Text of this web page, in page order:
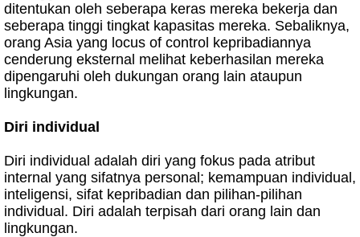
ditentukan oleh seberapa keras mereka bekerja dan
seberapa tinggi tingkat kapasitas mereka. Sebaliknya,
orang Asia yang locus of control kepribadiannya
cenderung eksternal melihat keberhasilan mereka
dipengaruhi oleh dukungan orang lain ataupun
lingkungan.
Diri individual
Diri individual adalah diri yang fokus pada atribut
internal yang sifatnya personal; kemampuan individual,
inteligensi, sifat kepribadian dan pilihan-pilihan
individual. Diri adalah terpisah dari orang lain dan
lingkungan.